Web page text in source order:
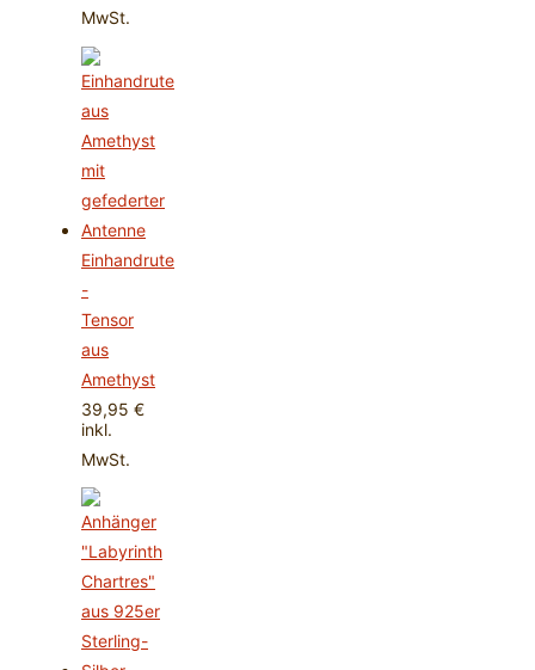
MwSt.
Einhandrute
-
Tensor
aus
Amethyst
39,95 €
inkl.
MwSt.